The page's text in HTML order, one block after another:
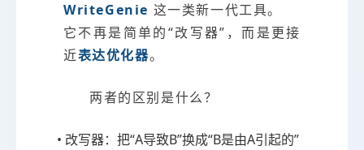
WriteGenie 这一类新一代工具。
它不再是简单的“改写器”，而是更接
近表达优化器。
两者的区别是什么？
• 改写器：把“A导致B”换成“B是由A引起的”